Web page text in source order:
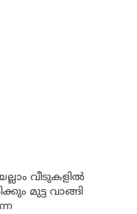
വീടുകളിൽ
മുട്ട വാങ്ങി